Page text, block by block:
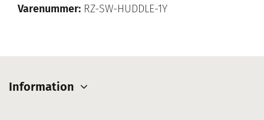
Varenummer: RZ-SW-HUDDLE-1Y
Information